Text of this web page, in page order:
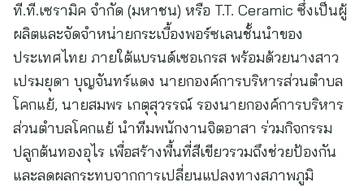
ที.ที.เซรามิค จำกัด (มหาชน) หรือ T.T. Ceramic ซึ่งเป็นผู้
ผลิตและจัดจำหน่ายกระเบื้องพอร์ซเลนชั้นนำของ
ประเทศไทย ภายใต้แบรนด์เซอเกรส พร้อมด้วยนางสาว
เปรมยุดา บุญจันทร์แดง นายกองค์การบริหารส่วนตำบล
โคกแย้, นายสมพร เกตุสุวรรณ์ รองนายกองค์การบริหาร
ส่วนตำบลโคกแย้ นำทีมพนักงานจิตอาสา ร่วมกิจกรรม
ปลูกต้นทองอุไร เพื่อสร้างพื้นที่สีเขียวรวมถึงช่วยป้องกัน
และลดผลกระทบจากการเปลี่ยนแปลงทางสภาพภูมิ